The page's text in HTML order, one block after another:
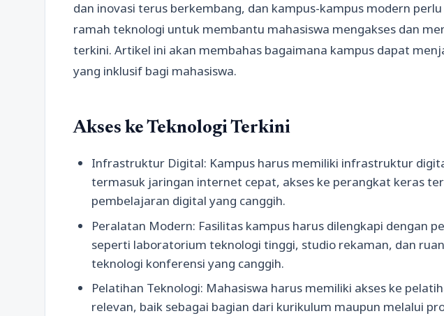
dan inovasi terus berkembang, dan kampus-kampus modern
ramah teknologi untuk membantu mahasiswa mengakses dan
terkini. Artikel ini akan membahas bagaimana kampus dapat
yang inklusif bagi mahasiswa.
Akses ke Teknologi Terkini
Infrastruktur Digital: Kampus harus memiliki infrastruktur
termasuk jaringan internet cepat, akses ke perangkat keras
pembelajaran digital yang canggih.
Peralatan Modern: Fasilitas kampus harus dilengkapi dengan
seperti laboratorium teknologi tinggi, studio rekaman, dan
teknologi konferensi yang canggih.
Pelatihan Teknologi: Mahasiswa harus memiliki akses ke
relevan, baik sebagai bagian dari kurikulum maupun melalui